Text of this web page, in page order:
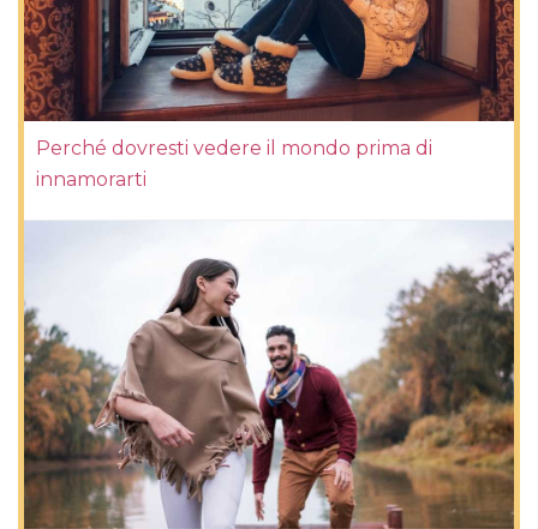
Perché dovresti vedere il mondo prima di
innamorarti